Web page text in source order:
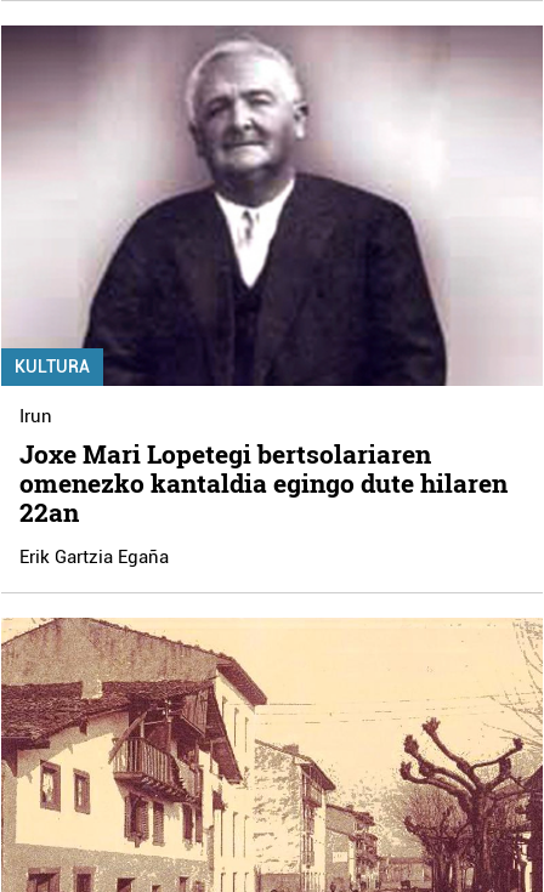
KULTURA
Irun
Joxe Mari Lopetegi bertsolariaren
omenezko kantaldia egingo dute hilaren
22an
Erik Gartzia Egaña